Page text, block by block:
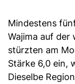
Mindestens
Wajima auf der
stürzten am
Stärke 6,0 ein,
Dieselbe